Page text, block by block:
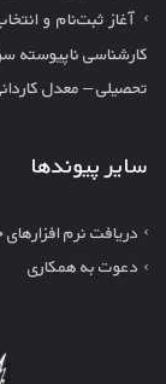
آغاز ثبت‌نام و
کارشناسی ناپیوسته
تحصیلی – معدل کاردانی)
سایر پیوندها
دریافت نرم افزارهای
دعوت به همکاری